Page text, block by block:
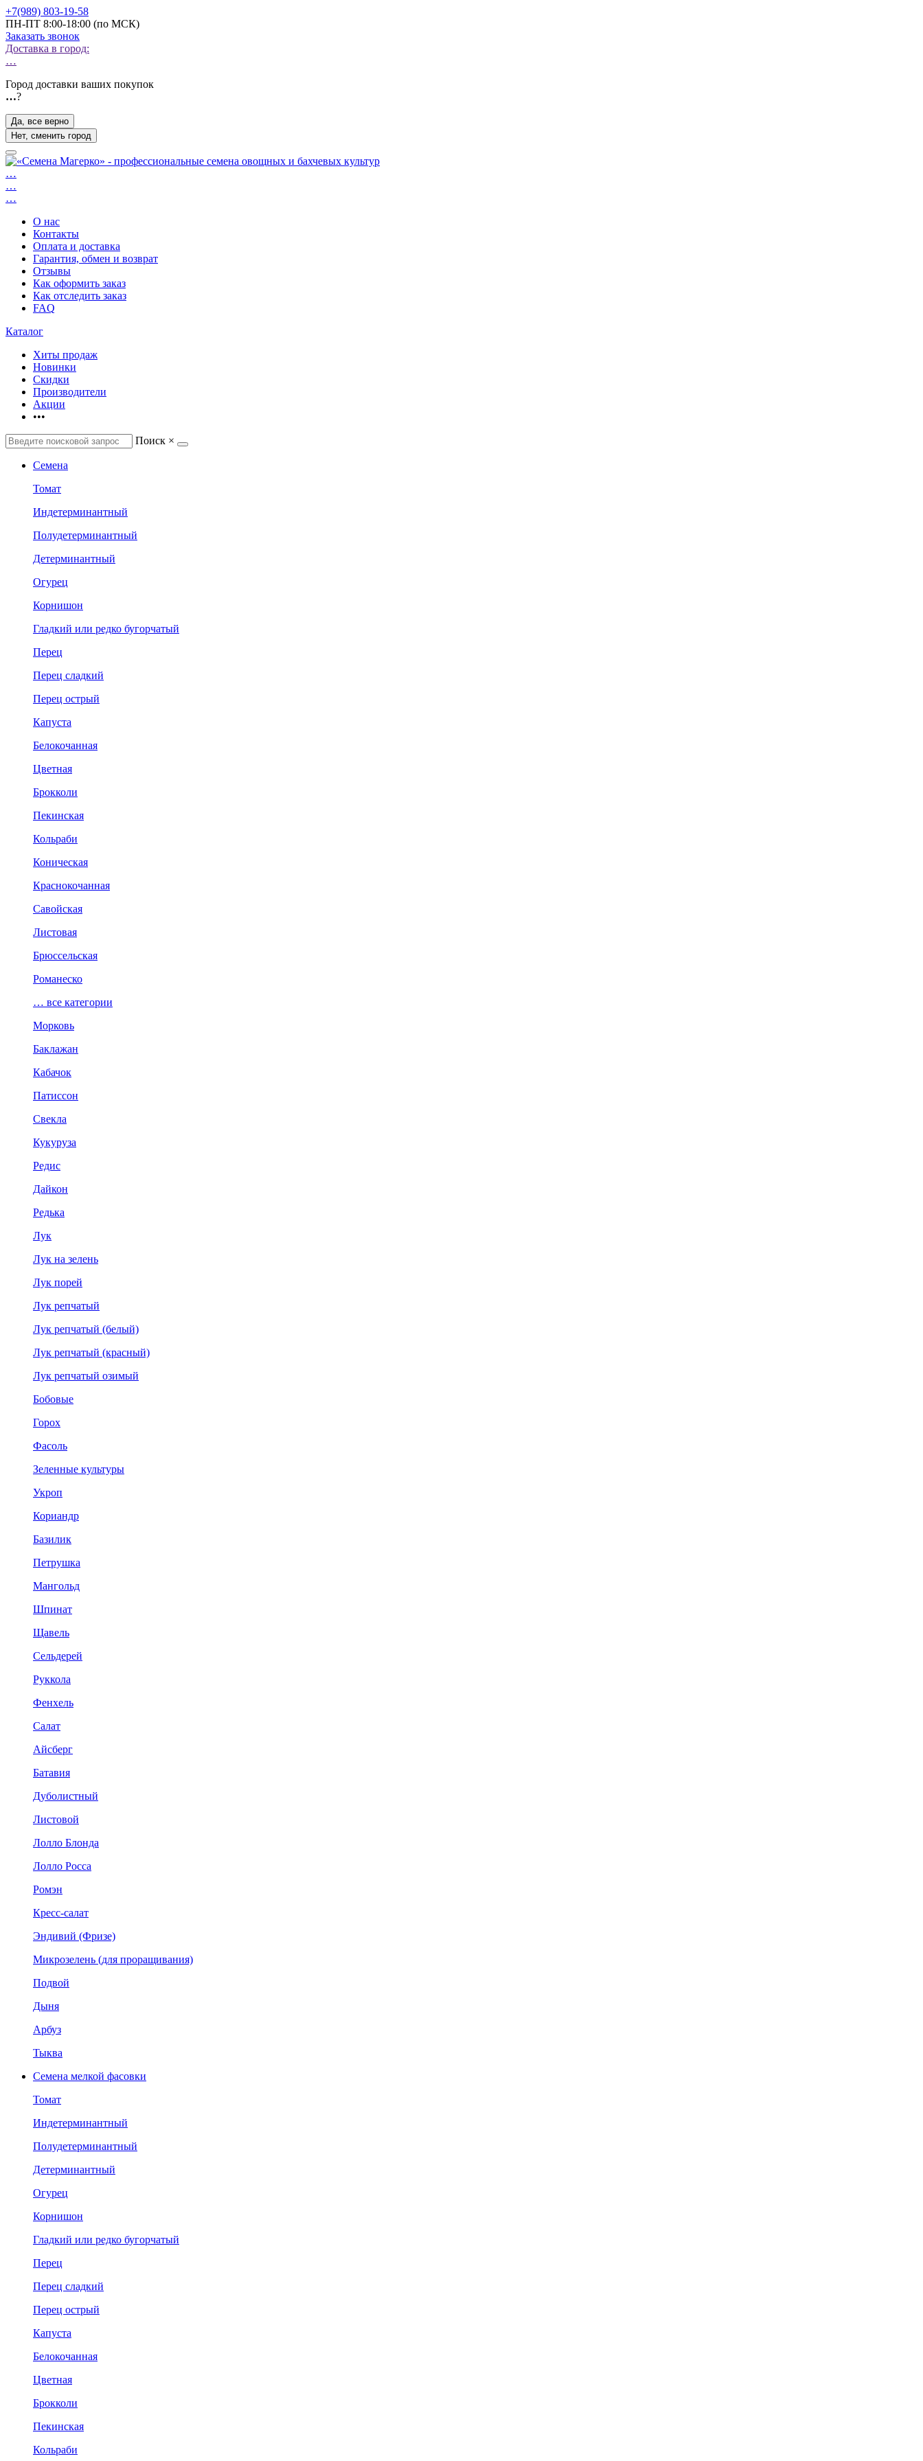
+7(989) 803-19-58
ПН-ПТ 8:00-18:00 (по МСК)
Заказать звонок
Доставка в город:
…
Город доставки ваших покупок
…?
Да, все верно
Нет, сменить город
…
…
…
О нас
Контакты
Оплата и доставка
Гарантия, обмен и возврат
Отзывы
Как оформить заказ
Как отследить заказ
FAQ
Каталог
Хиты продаж
Новинки
Скидки
Производители
Акции
•••
Поиск ×
Семена
Томат
Индетерминантный
Полудетерминантный
Детерминантный
Огурец
Корнишон
Гладкий или редко бугорчатый
Перец
Перец сладкий
Перец острый
Капуста
Белокочанная
Цветная
Брокколи
Пекинская
Кольраби
Коническая
Краснокочанная
Савойская
Листовая
Брюссельская
Романеско
… все категории
Морковь
Баклажан
Кабачок
Патиссон
Свекла
Кукуруза
Редис
Дайкон
Редька
Лук
Лук на зелень
Лук порей
Лук репчатый
Лук репчатый (белый)
Лук репчатый (красный)
Лук репчатый озимый
Бобовые
Горох
Фасоль
Зеленные культуры
Укроп
Кориандр
Базилик
Петрушка
Мангольд
Шпинат
Щавель
Сельдерей
Руккола
Фенхель
Салат
Айсберг
Батавия
Дуболистный
Листовой
Лолло Блонда
Лолло Росса
Ромэн
Кресс-салат
Эндивий (Фризе)
Микрозелень (для проращивания)
Подвой
Дыня
Арбуз
Тыква
Семена мелкой фасовки
Томат
Индетерминантный
Полудетерминантный
Детерминантный
Огурец
Корнишон
Гладкий или редко бугорчатый
Перец
Перец сладкий
Перец острый
Капуста
Белокочанная
Цветная
Брокколи
Пекинская
Кольраби